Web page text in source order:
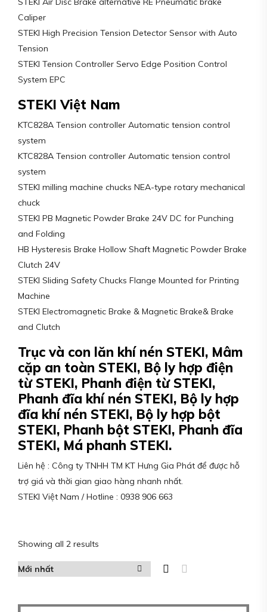
Caliper
STEKI High Precision Tension Detector Sensor with Auto
Tension
STEKI Tension Controller Servo Edge Position Control
System EPC
STEKI Việt Nam
KTC828A Tension controller Automatic tension control
system
KTC828A Tension controller Automatic tension control
system
STEKI milling machine chucks NEA-type rotary mechanical
chuck
STEKI PB Magnetic Powder Brake 24V DC for Punching
and Folding
HB Hysteresis Brake Hollow Shaft Magnetic Powder Brake
Clutch 24V
STEKI Sliding Safety Chucks Flange Mounted for Printing
Machine
STEKI Electromagnetic Brake & Magnetic Brake& Brake
and Clutch
Trục và con lăn khí nén STEKI, Mâm
cặp an toàn STEKI, Bộ ly hợp điện
từ STEKI, Phanh điện từ STEKI,
Phanh đĩa khí nén STEKI, Bộ ly hợp
đĩa khí nén STEKI, Bộ ly hợp bột
STEKI, Phanh bột STEKI, Phanh đĩa
STEKI, Má phanh STEKI.
Liên hệ : Công ty TNHH TM KT Hưng Gia Phát để được hỗ
trợ giá và thời gian giao hàng nhanh nhất.
STEKI Việt Nam / Hotline : 0938 906 663
Showing all 2 results